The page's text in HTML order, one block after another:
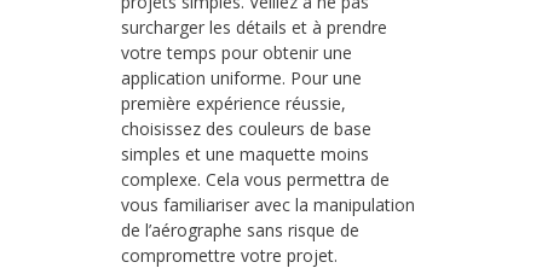
surcharger les détails et à prendre
votre temps pour obtenir une
application uniforme. Pour une
première expérience réussie,
choisissez des couleurs de base
simples et une maquette moins
complexe. Cela vous permettra de
vous familiariser avec la manipulation
de l’aérographe sans risque de
compromettre votre projet.